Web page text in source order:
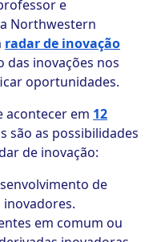
e
Northwestern
radar de inovação
das inovações nos
oportunidades.
acontecer em 12
são as possibilidades
de inovação:
de
em comum ou